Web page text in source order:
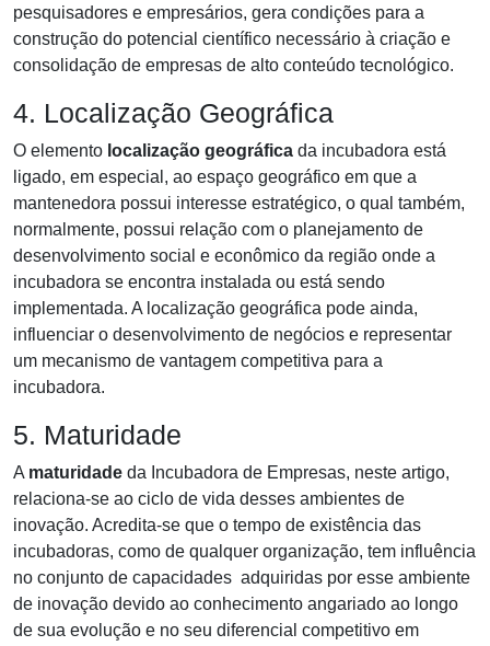
pesquisadores e empresários, gera condições para a
construção do potencial científico necessário à criação e
consolidação de empresas de alto conteúdo tecnológico.
4. Localização Geográfica
O elemento localização geográfica da incubadora está
ligado, em especial, ao espaço geográfico em que a
mantenedora possui interesse estratégico, o qual também,
normalmente, possui relação com o planejamento de
desenvolvimento social e econômico da região onde a
incubadora se encontra instalada ou está sendo
implementada. A localização geográfica pode ainda,
influenciar o desenvolvimento de negócios e representar
um mecanismo de vantagem competitiva para a
incubadora.
5. Maturidade
A maturidade da Incubadora de Empresas, neste artigo,
relaciona-se ao ciclo de vida desses ambientes de
inovação. Acredita-se que o tempo de existência das
incubadoras, como de qualquer organização, tem influência
no conjunto de capacidades adquiridas por esse ambiente
de inovação devido ao conhecimento angariado ao longo
de sua evolução e no seu diferencial competitivo em